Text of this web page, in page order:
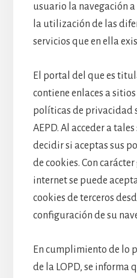
usuario la navegación
la utilización de las
servicios que en ella
El portal del que es
contiene enlaces a
políticas de privacidad
AEPD. Al acceder a
decidir si aceptas sus
de cookies. Con
internet se puede
cookies de terceros
configuración de su
En cumplimiento de lo
de la LOPD, se informa